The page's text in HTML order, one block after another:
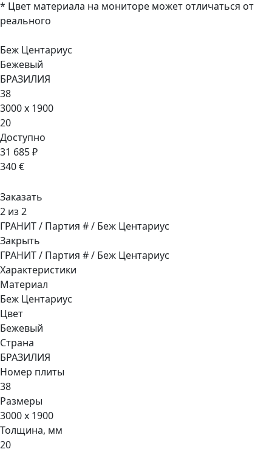
* Цвет материала на мониторе может отличаться от
реального
Беж Центариус
Бежевый
БРАЗИЛИЯ
38
3000 x 1900
20
Доступно
31 685 ₽
340 €
Заказать
2 из 2
ГРАНИТ / Партия # / Беж Центариус
Закрыть
ГРАНИТ / Партия # / Беж Центариус
Характеристики
Материал
Беж Центариус
Цвет
Бежевый
Страна
БРАЗИЛИЯ
Номер плиты
38
Размеры
3000 x 1900
Толщина, мм
20